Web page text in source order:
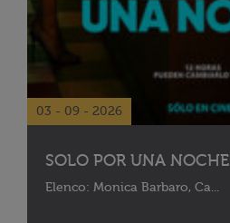
03 - 09 - 2026
SOLO POR UNA NOCHE
Elenco: Monica Barbaro, Ca...